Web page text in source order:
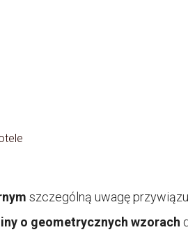
szczególną uwagę
o geometrycznych wzorach